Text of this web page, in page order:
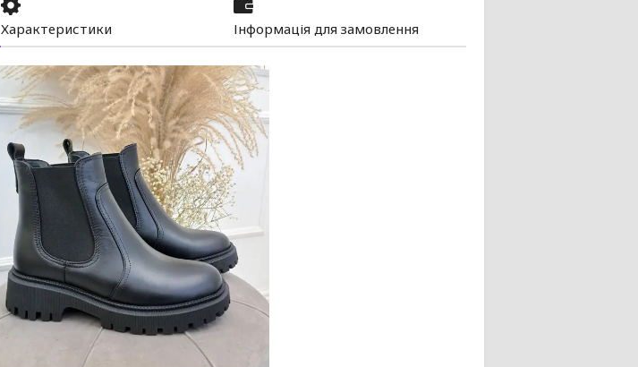
Характеристики Інформація для замовлення